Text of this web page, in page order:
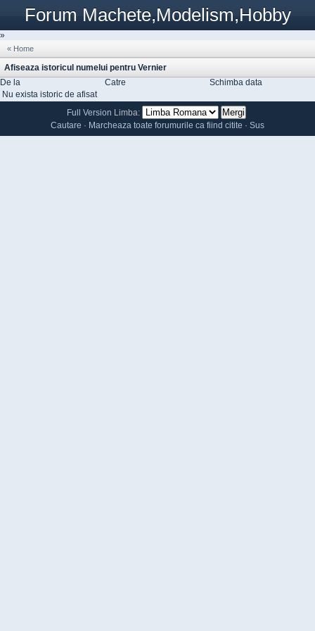
Forum Machete,Modelism,Hobby
»
« Home
Afiseaza istoricul numelui pentru Vernier
De la
Catre
Schimba data
Nu exista istoric de afisat
Full Version Limba:
Cautare · Marcheaza toate forumurile ca fiind citite · Sus